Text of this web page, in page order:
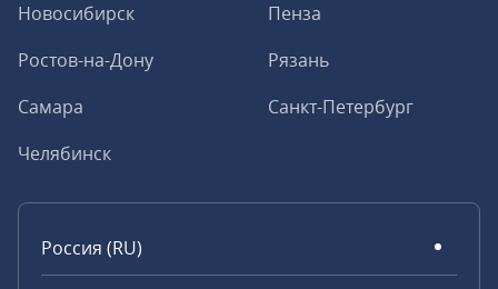
Новосибирск
Пенза
Ростов-на-Дону
Рязань
Самара
Санкт-Петербург
Челябинск
Россия (RU)